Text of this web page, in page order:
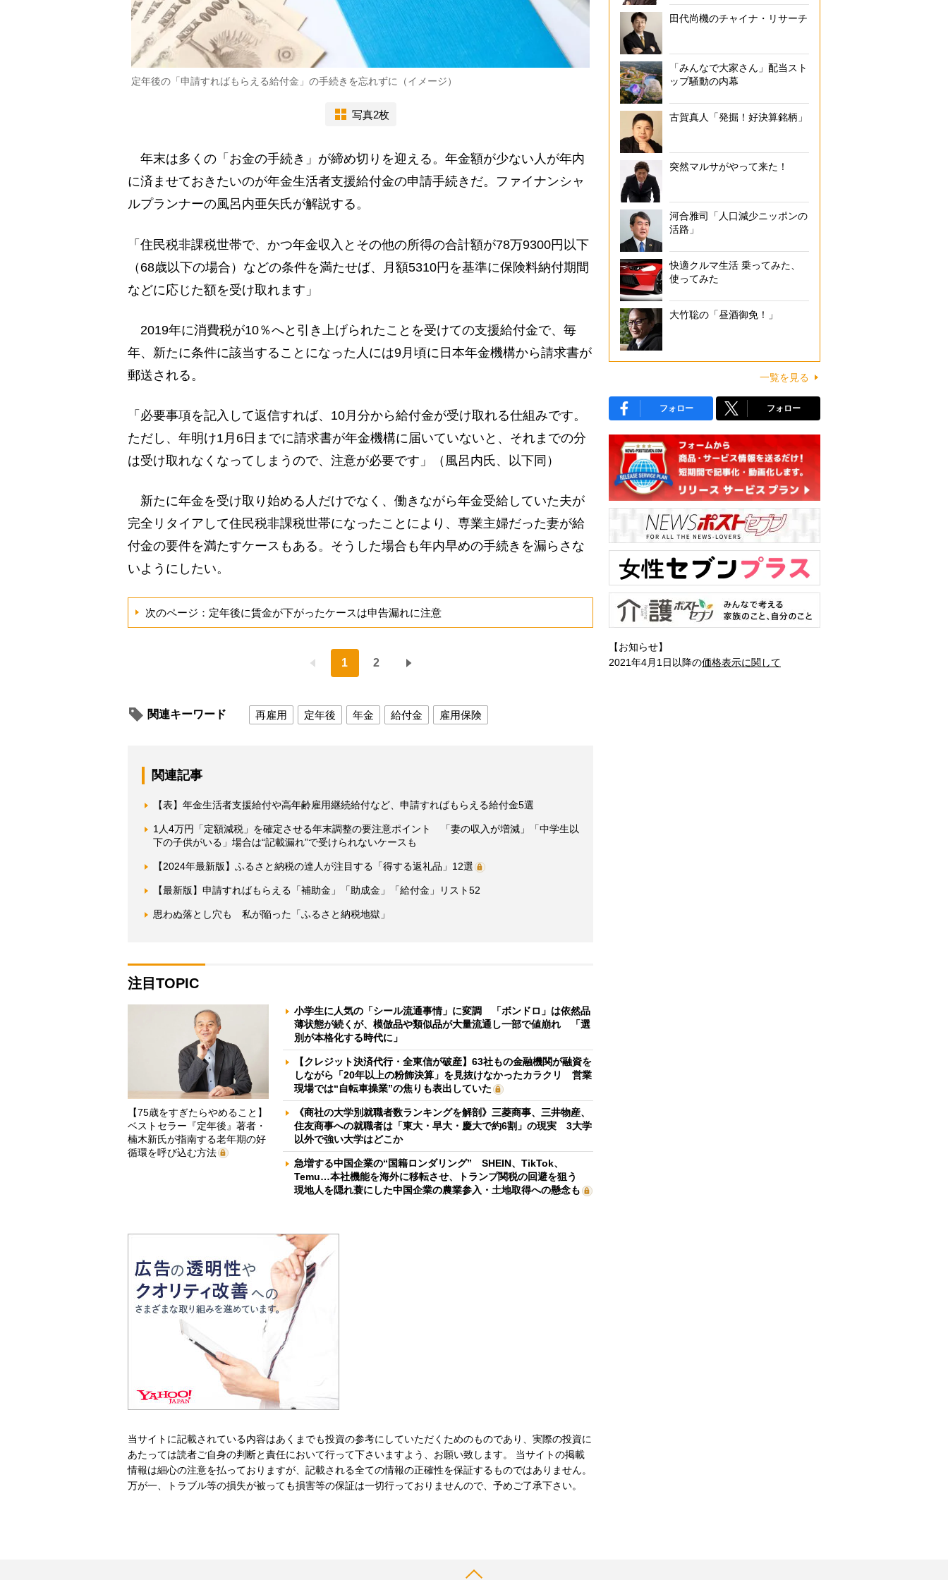
定年後の「申請すればもらえる給付金」の手続きを忘れずに（イメージ）
写真2枚
年末は多くの「お金の手続き」が締め切りを迎える。年金額が少ない人が年内
に済ませておきたいのが年金生活者支援給付金の申請手続きだ。ファイナンシャ
ルプランナーの風呂内亜矢氏が解説する。
「住民税非課税世帯で、かつ年金収入とその他の所得の合計額が78万9300円以下
（68歳以下の場合）などの条件を満たせば、月額5310円を基準に保険料納付期間
などに応じた額を受け取れます」
2019年に消費税が10％へと引き上げられたことを受けての支援給付金で、毎
年、新たに条件に該当することになった人には9月頃に日本年金機構から請求書が
郵送される。
「必要事項を記入して返信すれば、10月分から給付金が受け取れる仕組みです。
ただし、年明け1月6日までに請求書が年金機構に届いていないと、それまでの分
は受け取れなくなってしまうので、注意が必要です」（風呂内氏、以下同）
新たに年金を受け取り始める人だけでなく、働きながら年金受給していた夫が
完全リタイアして住民税非課税世帯になったことにより、専業主婦だった妻が給
付金の要件を満たすケースもある。そうした場合も年内早めの手続きを漏らさな
いようにしたい。
次のページ：定年後に賃金が下がったケースは申告漏れに注意
1 2
関連キーワード 再雇用 定年後 年金 給付金 雇用保険
関連記事
【表】年金生活者支援給付や高年齢雇用継続給付など、申請すればもらえる給付金5選
1人4万円「定額減税」を確定させる年末調整の要注意ポイント 「妻の収入が増減」「中学生以
下の子供がいる」場合は“記載漏れ”で受けられないケースも
【2024年最新版】ふるさと納税の達人が注目する「得する返礼品」12選
【最新版】申請すればもらえる「補助金」「助成金」「給付金」リスト52
思わぬ落とし穴も 私が陥った「ふるさと納税地獄」
注目TOPIC
【75歳をすぎたらやめること】
ベストセラー『定年後』著者・
楠木新氏が指南する老年期の好
循環を呼び込む方法
小学生に人気の「シール流通事情」に変調 「ボンドロ」は依然品
薄状態が続くが、模倣品や類似品が大量流通し一部で値崩れ 「選
別が本格化する時代に」
【クレジット決済代行・全東信が破産】63社もの金融機関が融資を
しながら「20年以上の粉飾決算」を見抜けなかったカラクリ 営業
現場では“自転車操業”の焦りも表出していた
《商社の大学別就職者数ランキングを解剖》三菱商事、三井物産、
住友商事への就職者は「東大・早大・慶大で約6割」の現実 3大学
以外で強い大学はどこか
急増する中国企業の“国籍ロンダリング” SHEIN、TikTok、
Temu…本社機能を海外に移転させ、トランプ関税の回避を狙う
現地人を隠れ蓑にした中国企業の農業参入・土地取得への懸念も
当サイトに記載されている内容はあくまでも投資の参考にしていただくためのものであり、実際の投資に
あたっては読者ご自身の判断と責任において行って下さいますよう、お願い致します。 当サイトの掲載
情報は細心の注意を払っておりますが、記載される全ての情報の正確性を保証するものではありません。
万が一、トラブル等の損失が被っても損害等の保証は一切行っておりませんので、予めご了承下さい。
田代尚機のチャイナ・リサーチ
「みんなで大家さん」配当スト
ップ騒動の内幕
古賀真人「発掘！好決算銘柄」
突然マルサがやって来た！
河合雅司「人口減少ニッポンの
活路」
快適クルマ生活 乗ってみた、
使ってみた
大竹聡の「昼酒御免！」
一覧を見る
フォロー フォロー
【お知らせ】
2021年4月1日以降の価格表示に関して